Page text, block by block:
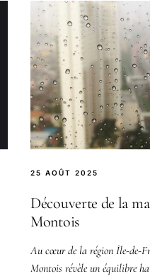
25 AOÛT 2025
Découverte de la
Montois
Au cœur de la région Île-de-
Montois révèle un équilibre